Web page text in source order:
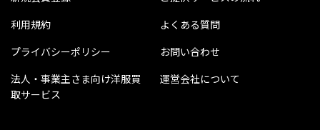
利用規約
プライバシーポリシー
法人・事業主さま向け洋服買
取サービス
よくある質問
お問い合わせ
運営会社について